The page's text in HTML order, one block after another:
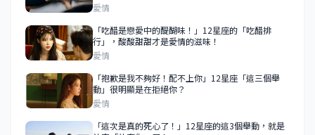
愛情
「吃醋是戀愛中的醍醐味！」12星座的「吃醋排
行」，酸酸甜甜才是愛情的滋味！
愛情
「抱歉是我不夠好！配不上你」12星座「這三個舉
動」很明顯是在拒絕你？
愛情
「這次是真的死心了！」12星座的這3個舉動，就是